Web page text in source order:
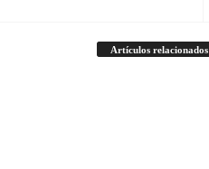
Artículos relacionados